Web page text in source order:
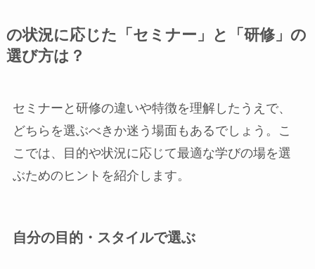
の状況に応じた「セミナー」と「研修」の
選び方は？
セミナーと研修の違いや特徴を理解したうえで、
どちらを選ぶべきか迷う場面もあるでしょう。こ
こでは、目的や状況に応じて最適な学びの場を選
ぶためのヒントを紹介します。
自分の目的・スタイルで選ぶ